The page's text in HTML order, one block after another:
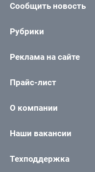
Сообщить новость
Рубрики
Реклама на сайте
Прайс-лист
О компании
Наши вакансии
Техподдержка